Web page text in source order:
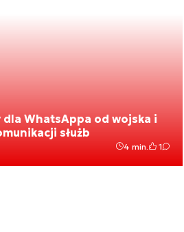
WhatsAppa od wojska i
służb
4 min. 1